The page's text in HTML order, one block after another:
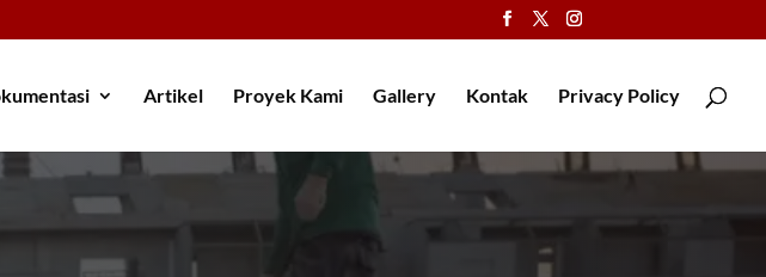
Artikel Proyek Kami Gallery Kontak Privacy Policy